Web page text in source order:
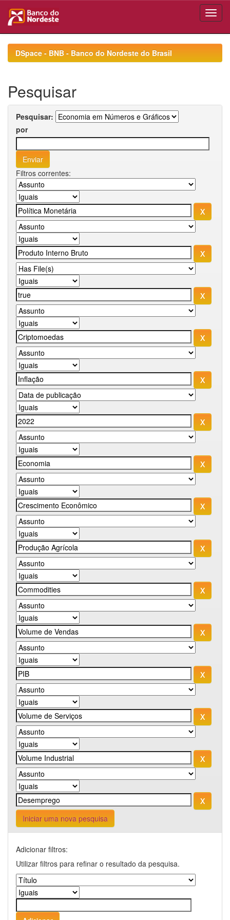
navigationDSpace - BNB - Banco do Nordeste do Brasil
Pesquisar
Pesquisar:
por
Filtros correntes:
Iniciar uma nova pesquisa
Adicionar filtros:
Utilizar filtros para refinar o resultado da pesquisa.